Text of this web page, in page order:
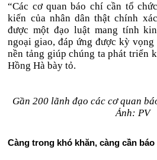
“Các cơ quan báo chí cần tổ
kiến của nhân dân thật chính
được một đạo luật mang tính
ngoại giao, đáp ứng được kỳ vọng
nền tảng giúp chúng ta phát triển
Hồng Hà bày tỏ.
Gần 200 lãnh đạo các cơ quan
Ảnh: PV
Càng trong khó khăn, càng cần